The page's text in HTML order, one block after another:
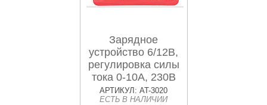
Зарядное
устройство 6/12В,
регулировка силы
тока 0-10А, 230В
INTERTOOL
АРТИКУЛ: AT-3020
ЕСТЬ В НАЛИЧИИ